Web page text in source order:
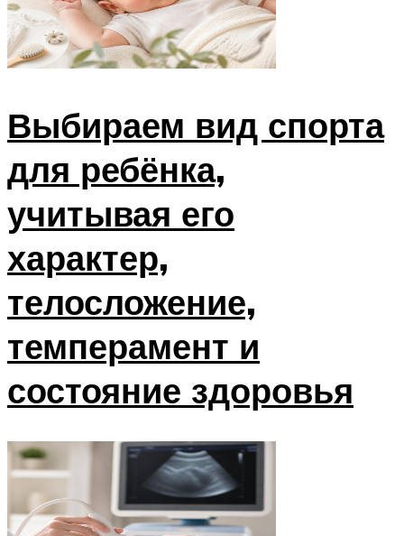
Выбираем вид спорта
для ребёнка,
учитывая его
характер,
телосложение,
темперамент и
состояние здоровья